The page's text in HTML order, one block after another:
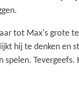
tot Max's grote
hij te denken en
Tevergeefs.